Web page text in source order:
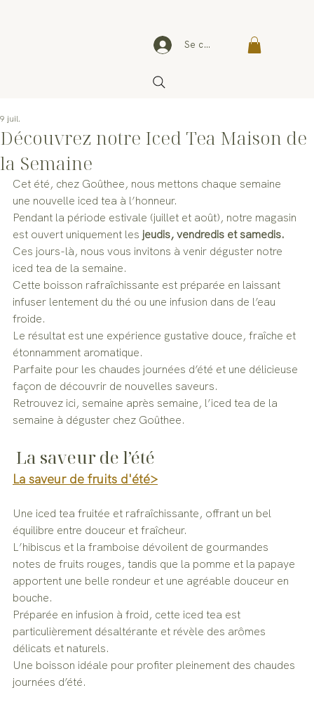
Se connecter
Découvrez notre Iced Tea Maison de
la Semaine
9 juil.
Cet été, chez Goûthee, nous mettons chaque semaine
une nouvelle iced tea à l’honneur.
Pendant la période estivale (juillet et août), notre magasin
est ouvert uniquement les jeudis, vendredis et samedis.
Ces jours-là, nous vous invitons à venir déguster notre
iced tea de la semaine.
Cette boisson rafraîchissante est préparée en laissant
infuser lentement du thé ou une infusion dans de l’eau
froide.
Le résultat est une expérience gustative douce, fraîche et
étonnamment aromatique.
Parfaite pour les chaudes journées d’été et une délicieuse
façon de découvrir de nouvelles saveurs.
Retrouvez ici, semaine après semaine, l’iced tea de la
semaine à déguster chez Goûthee.
La saveur de l’été
La saveur de fruits d'été>
Une iced tea fruitée et rafraîchissante, offrant un bel
équilibre entre douceur et fraîcheur.
L’hibiscus et la framboise dévoilent de gourmandes
notes de fruits rouges, tandis que la pomme et la papaye
apportent une belle rondeur et une agréable douceur en
bouche.
Préparée en infusion à froid, cette iced tea est
particulièrement désaltérante et révèle des arômes
délicats et naturels.
Une boisson idéale pour profiter pleinement des chaudes
journées d’été.